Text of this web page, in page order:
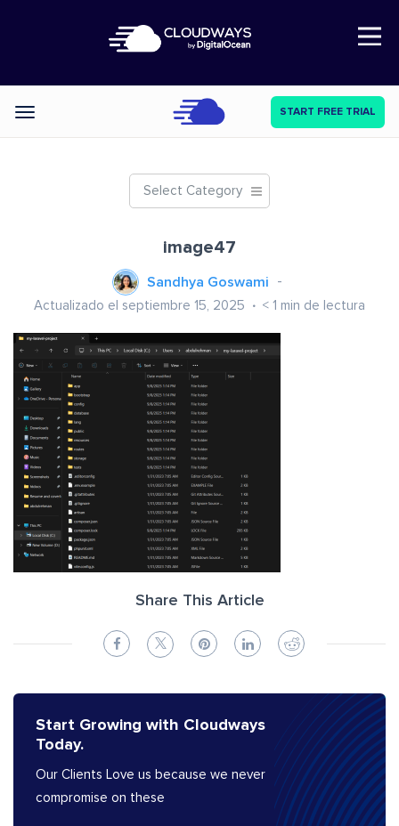
Open Nav
Categories START FREE TRIAL
Select Category
image47
Sandhya Goswami
Actualizado el septiembre 15, 2025 < 1 min de lectura
Share This Article
Start Growing with Cloudways
Today.
Our Clients Love us because we never
compromise on these